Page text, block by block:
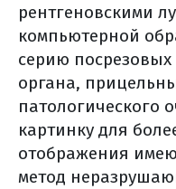
рентгеновскими
компьютерной
серию посрезовых
органа,
патологического
картинку для
отображения
метод